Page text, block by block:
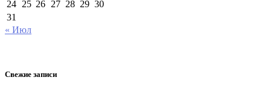
24 25 26 27 28 29 30
31
« Июл
Свежие записи